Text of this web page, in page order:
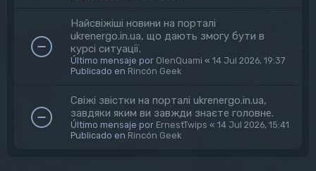
Найсвіжіші новини на порталі
ukrenergo.in.ua, що дають змогу бути в
курсі ситуації.
Último mensaje por OlenQuami « 14 Jul 2026, 19:37
Publicado en Rincón Geek
Свіжі звістки на порталі ukrenergo.in.ua,
завдяки яким ви завжди знаєте головне.
Último mensaje por ErnestTwips « 14 Jul 2026, 15:41
Publicado en Rincón Geek